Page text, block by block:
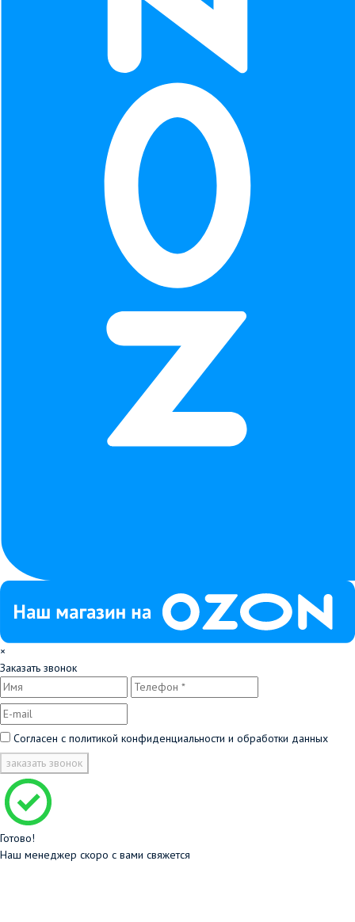
×
Заказать звонок
Согласен с политикой конфиденциальности и обработки данных
заказать звонок
Готово!
Наш менеджер скоро с вами свяжется